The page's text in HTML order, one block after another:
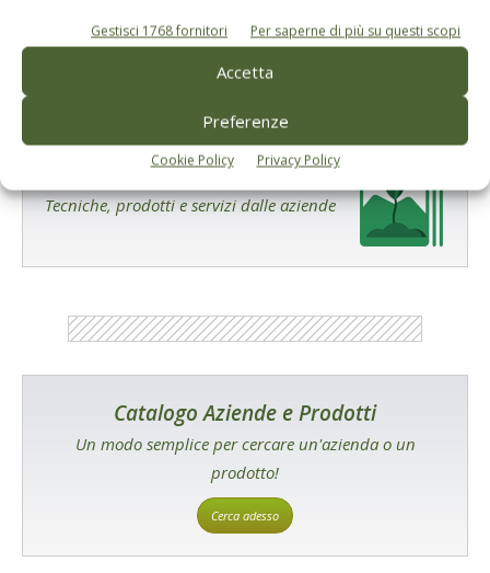
Gestisci 1768 fornitori Per saperne di più su questi scopi
Accetta
Preferenze
Cookie Policy Privacy Policy
E-magazine
Tecniche, prodotti e servizi dalle aziende
Catalogo Aziende e Prodotti
Un modo semplice per cercare un'azienda o un
prodotto!
Cerca adesso